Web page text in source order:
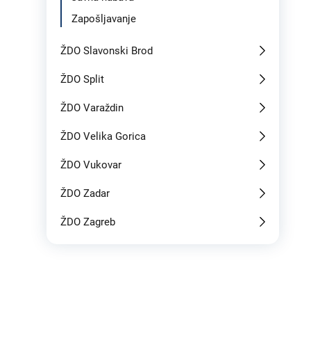
Zapošljavanje
ŽDO Slavonski Brod
ŽDO Split
ŽDO Varaždin
ŽDO Velika Gorica
ŽDO Vukovar
ŽDO Zadar
ŽDO Zagreb